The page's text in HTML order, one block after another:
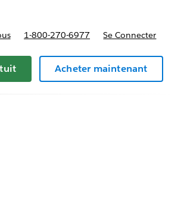
1-800-270-6977 Se Connecter
Acheter maintenant